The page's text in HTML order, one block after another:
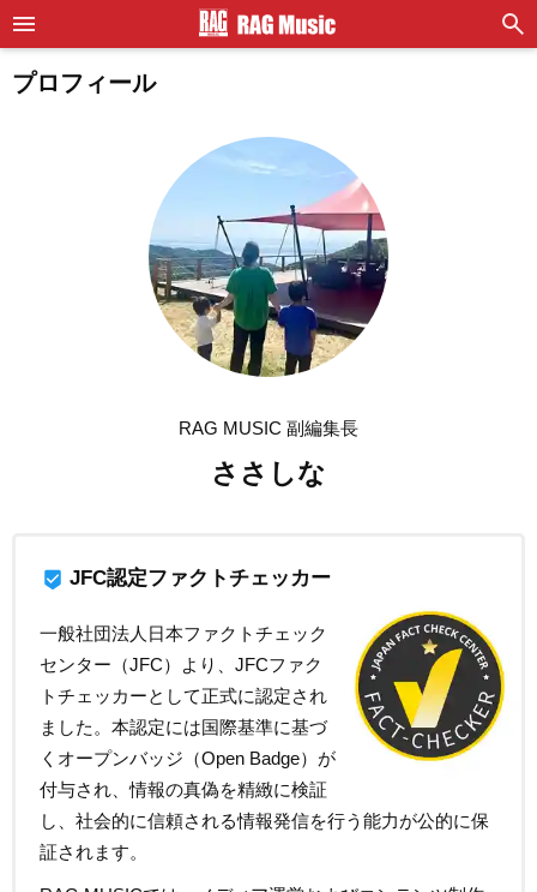
プロフィール
RAG MUSIC 副編集長
ささしな
beenhere JFC認定ファクトチェッカー
一般社団法人日本ファクトチェック
センター（JFC）より、JFCファク
トチェッカーとして正式に認定され
ました。本認定には国際基準に基づ
くオープンバッジ（Open Badge）が
付与され、情報の真偽を精緻に検証
し、社会的に信頼される情報発信を行う能力が公的に保
証されます。